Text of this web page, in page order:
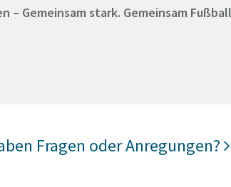
– Gemeinsam stark. Gemeinsam
Fragen oder Anregungen?